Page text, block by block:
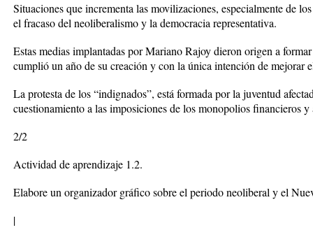
Situaciones que incrementa las movilizaciones, especialmente de
el fracaso del neoliberalismo y la democracia representativa.
Estas medias implantadas por Mariano Rajoy dieron origen a
cumplió un año de su creación y con la única intención de mejorar
La protesta de los “indignados”, está formada por la juventud
cuestionamiento a las imposiciones de los monopolios financieros
2/2
Actividad de aprendizaje 1.2.
Elabore un organizador gráfico sobre el periodo neoliberal y el
|